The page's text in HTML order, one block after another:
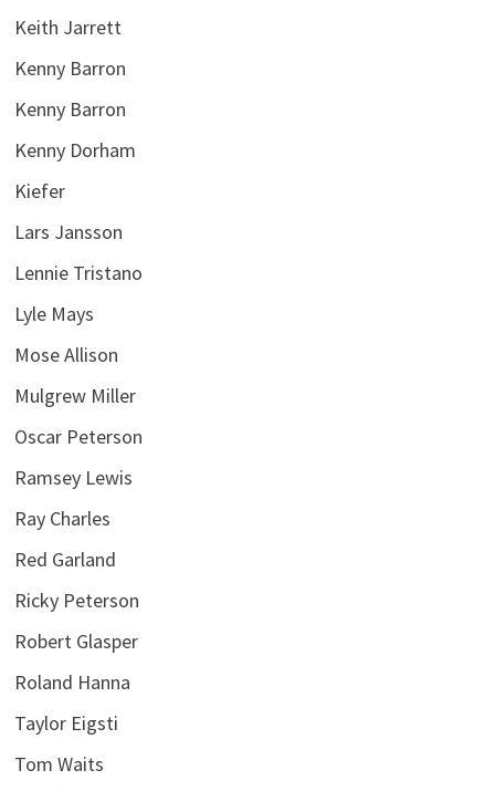
Keith Jarrett
Kenny Barron
Kenny Barron
Kenny Dorham
Kiefer
Lars Jansson
Lennie Tristano
Lyle Mays
Mose Allison
Mulgrew Miller
Oscar Peterson
Ramsey Lewis
Ray Charles
Red Garland
Ricky Peterson
Robert Glasper
Roland Hanna
Taylor Eigsti
Tom Waits